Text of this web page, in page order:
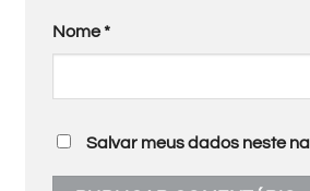
Nome*
Salvar meus dados neste